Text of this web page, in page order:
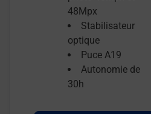
48Mpx
Stabilisateur
optique
Puce A19
Autonomie de
30h